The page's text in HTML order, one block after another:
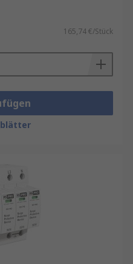
165,74 €/Stück